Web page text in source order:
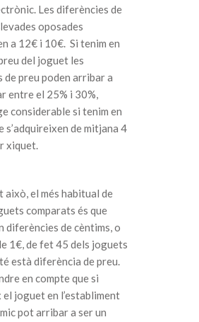
Les diferències de
oposades
a 12€ i 10€. Si tenim en
del joguet les
de preu poden arribar a
entre el 25% i 30%,
considerable si tenim en
s’adquireixen de mitjana 4
xiquet.
això, el més habitual de
comparats és que
diferències de cèntims, o
1€, de fet 45 dels joguets
està diferència de preu.
en compte que si
el joguet en l’establiment
pot arribar a ser un